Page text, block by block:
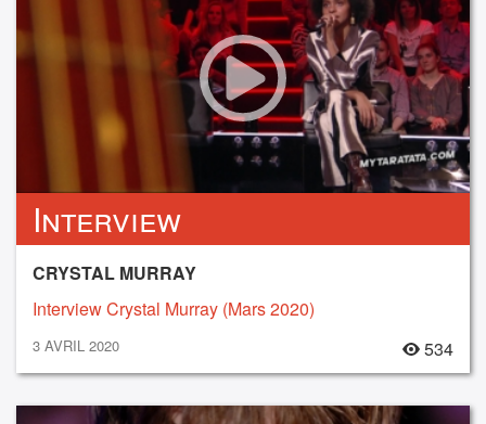
Interview
CRYSTAL MURRAY
Interview Crystal Murray (Mars 2020)
3 AVRIL 2020 534